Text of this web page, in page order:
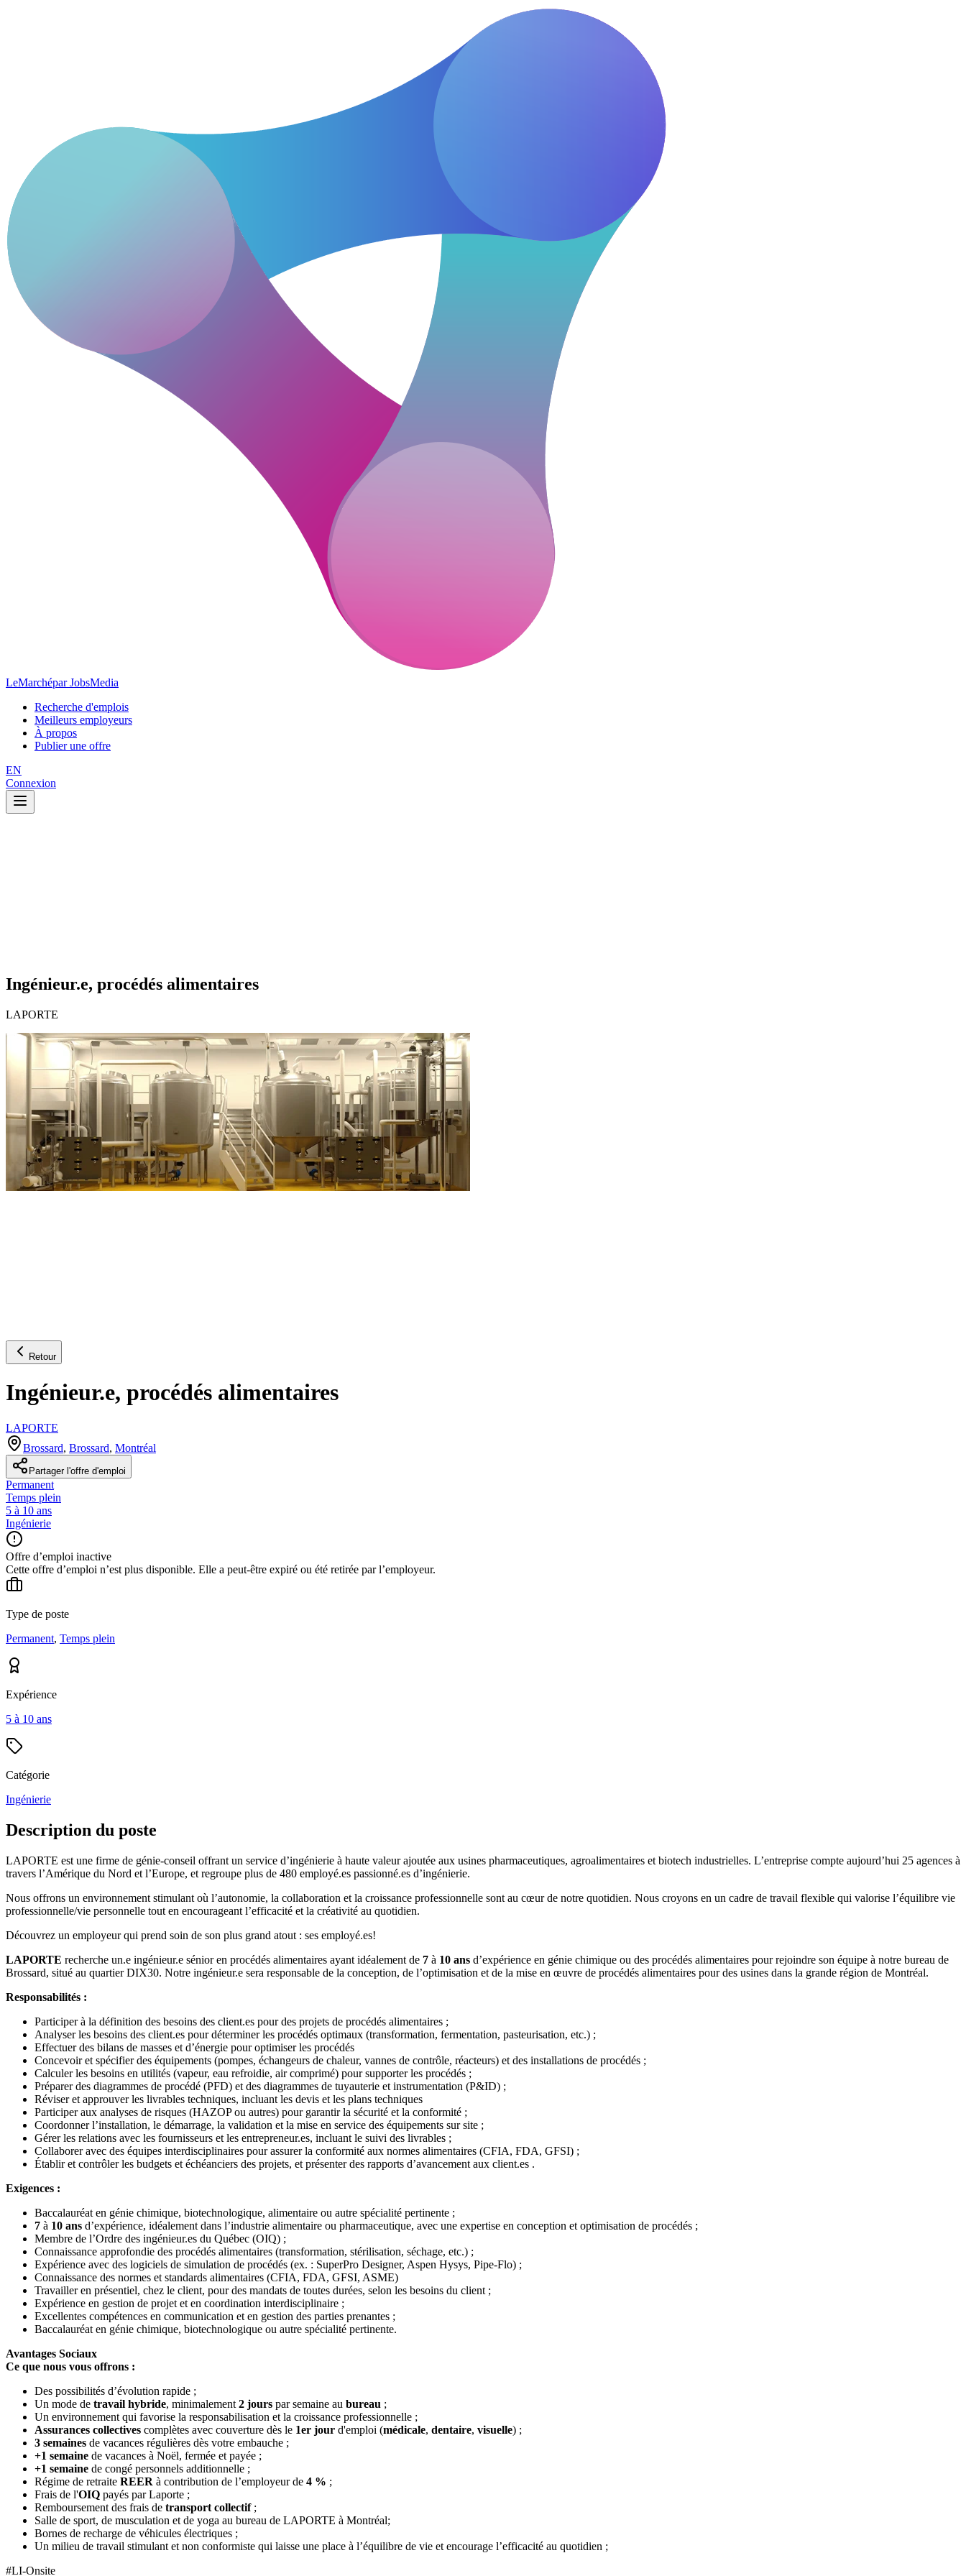
LeMarchépar JobsMedia
Recherche d'emplois
Meilleurs employeurs
À propos
Publier une offre
EN
Connexion
Ingénieur.e, procédés alimentaires
LAPORTE
Retour
Ingénieur.e, procédés alimentaires
LAPORTE
Brossard, Brossard, Montréal
Partager l'offre d'emploi
Permanent
Temps plein
5 à 10 ans
Ingénierie
Offre d’emploi inactive
Cette offre d’emploi n’est plus disponible. Elle a peut-être expiré ou été retirée par l’employeur.
Type de poste
Permanent, Temps plein
Expérience
5 à 10 ans
Catégorie
Ingénierie
Description du poste
LAPORTE est une firme de génie-conseil offrant un service d’ingénierie à haute valeur ajoutée aux usines pharmaceutiques, agroalimentaires et biotech industrielles. L’entreprise compte aujourd’hui 25 agences à
travers l’Amérique du Nord et l’Europe, et regroupe plus de 480 employé.es passionné.es d’ingénierie.
Nous offrons un environnement stimulant où l’autonomie, la collaboration et la croissance professionnelle sont au cœur de notre quotidien. Nous croyons en un cadre de travail flexible qui valorise l’équilibre vie
professionnelle/vie personnelle tout en encourageant l’efficacité et la créativité au quotidien.
Découvrez un employeur qui prend soin de son plus grand atout : ses employé.es!
LAPORTE recherche un.e ingénieur.e sénior en procédés alimentaires ayant idéalement de 7 à 10 ans d’expérience en génie chimique ou des procédés alimentaires pour rejoindre son équipe à notre bureau de
Brossard, situé au quartier DIX30. Notre ingénieur.e sera responsable de la conception, de l’optimisation et de la mise en œuvre de procédés alimentaires pour des usines dans la grande région de Montréal.
Responsabilités :
Participer à la définition des besoins des client.es pour des projets de procédés alimentaires ;
Analyser les besoins des client.es pour déterminer les procédés optimaux (transformation, fermentation, pasteurisation, etc.) ;
Effectuer des bilans de masses et d’énergie pour optimiser les procédés
Concevoir et spécifier des équipements (pompes, échangeurs de chaleur, vannes de contrôle, réacteurs) et des installations de procédés ;
Calculer les besoins en utilités (vapeur, eau refroidie, air comprimé) pour supporter les procédés ;
Préparer des diagrammes de procédé (PFD) et des diagrammes de tuyauterie et instrumentation (P&ID) ;
Réviser et approuver les livrables techniques, incluant les devis et les plans techniques
Participer aux analyses de risques (HAZOP ou autres) pour garantir la sécurité et la conformité ;
Coordonner l’installation, le démarrage, la validation et la mise en service des équipements sur site ;
Gérer les relations avec les fournisseurs et les entrepreneur.es, incluant le suivi des livrables ;
Collaborer avec des équipes interdisciplinaires pour assurer la conformité aux normes alimentaires (CFIA, FDA, GFSI) ;
Établir et contrôler les budgets et échéanciers des projets, et présenter des rapports d’avancement aux client.es .
Exigences :
Baccalauréat en génie chimique, biotechnologique, alimentaire ou autre spécialité pertinente ;
7 à 10 ans d’expérience, idéalement dans l’industrie alimentaire ou pharmaceutique, avec une expertise en conception et optimisation de procédés ;
Membre de l’Ordre des ingénieur.es du Québec (OIQ) ;
Connaissance approfondie des procédés alimentaires (transformation, stérilisation, séchage, etc.) ;
Expérience avec des logiciels de simulation de procédés (ex. : SuperPro Designer, Aspen Hysys, Pipe-Flo) ;
Connaissance des normes et standards alimentaires (CFIA, FDA, GFSI, ASME)
Travailler en présentiel, chez le client, pour des mandats de toutes durées, selon les besoins du client ;
Expérience en gestion de projet et en coordination interdisciplinaire ;
Excellentes compétences en communication et en gestion des parties prenantes ;
Baccalauréat en génie chimique, biotechnologique ou autre spécialité pertinente.
Avantages Sociaux
Ce que nous vous offrons :
Des possibilités d’évolution rapide ;
Un mode de travail hybride, minimalement 2 jours par semaine au bureau ;
Un environnement qui favorise la responsabilisation et la croissance professionnelle ;
Assurances collectives complètes avec couverture dès le 1er jour d'emploi (médicale, dentaire, visuelle) ;
3 semaines de vacances régulières dès votre embauche ;
+1 semaine de vacances à Noël, fermée et payée ;
+1 semaine de congé personnels additionnelle ;
Régime de retraite REER à contribution de l’employeur de 4 % ;
Frais de l'OIQ payés par Laporte ;
Remboursement des frais de transport collectif ;
Salle de sport, de musculation et de yoga au bureau de LAPORTE à Montréal;
Bornes de recharge de véhicules électriques ;
Un milieu de travail stimulant et non conformiste qui laisse une place à l’équilibre de vie et encourage l’efficacité au quotidien ;
#LI-Onsite